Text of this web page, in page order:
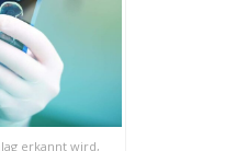
erkannt wird,